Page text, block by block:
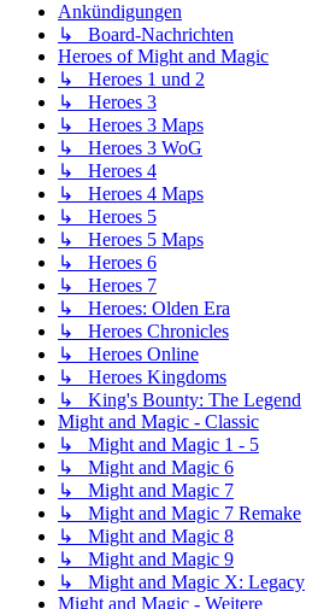
Ankündigungen
↳ Board-Nachrichten
Heroes of Might and Magic
↳ Heroes 1 und 2
↳ Heroes 3
↳ Heroes 3 Maps
↳ Heroes 3 WoG
↳ Heroes 4
↳ Heroes 4 Maps
↳ Heroes 5
↳ Heroes 5 Maps
↳ Heroes 6
↳ Heroes 7
↳ Heroes: Olden Era
↳ Heroes Chronicles
↳ Heroes Online
↳ Heroes Kingdoms
↳ King's Bounty: The Legend
Might and Magic - Classic
↳ Might and Magic 1 - 5
↳ Might and Magic 6
↳ Might and Magic 7
↳ Might and Magic 7 Remake
↳ Might and Magic 8
↳ Might and Magic 9
↳ Might and Magic X: Legacy
Might and Magic - Weitere